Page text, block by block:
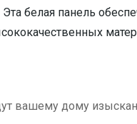
белая панель
вашему дому